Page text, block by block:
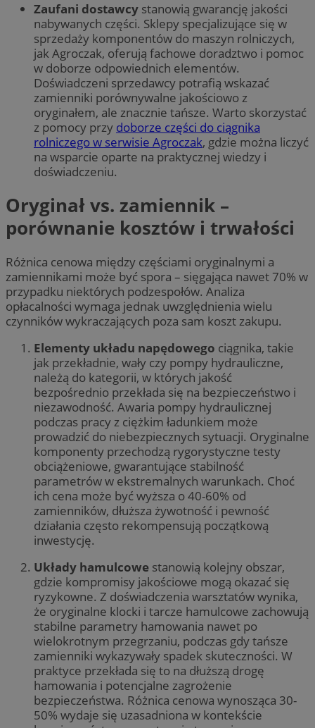
Zaufani dostawcy stanowią gwarancję jakości
nabywanych części. Sklepy specjalizujące się w
sprzedaży komponentów do maszyn rolniczych,
jak Agroczak, oferują fachowe doradztwo i pomoc
w doborze odpowiednich elementów.
Doświadczeni sprzedawcy potrafią wskazać
zamienniki porównywalne jakościowo z
oryginałem, ale znacznie tańsze. Warto skorzystać
z pomocy przy doborze części do ciągnika
rolniczego w serwisie Agroczak, gdzie można liczyć
na wsparcie oparte na praktycznej wiedzy i
doświadczeniu.
Oryginał vs. zamiennik –
porównanie kosztów i trwałości
Różnica cenowa między częściami oryginalnymi a
zamiennikami może być spora – sięgająca nawet 70% w
przypadku niektórych podzespołów. Analiza
opłacalności wymaga jednak uwzględnienia wielu
czynników wykraczających poza sam koszt zakupu.
Elementy układu napędowego ciągnika, takie
jak przekładnie, wały czy pompy hydrauliczne,
należą do kategorii, w których jakość
bezpośrednio przekłada się na bezpieczeństwo i
niezawodność. Awaria pompy hydraulicznej
podczas pracy z ciężkim ładunkiem może
prowadzić do niebezpiecznych sytuacji. Oryginalne
komponenty przechodzą rygorystyczne testy
obciążeniowe, gwarantujące stabilność
parametrów w ekstremalnych warunkach. Choć
ich cena może być wyższa o 40-60% od
zamienników, dłuższa żywotność i pewność
działania często rekompensują początkową
inwestycję.
Układy hamulcowe stanowią kolejny obszar,
gdzie kompromisy jakościowe mogą okazać się
ryzykowne. Z doświadczenia warsztatów wynika,
że oryginalne klocki i tarcze hamulcowe zachowują
stabilne parametry hamowania nawet po
wielokrotnym przegrzaniu, podczas gdy tańsze
zamienniki wykazywały spadek skuteczności. W
praktyce przekłada się to na dłuższą drogę
hamowania i potencjalne zagrożenie
bezpieczeństwa. Różnica cenowa wynosząca 30-
50% wydaje się uzasadniona w kontekście